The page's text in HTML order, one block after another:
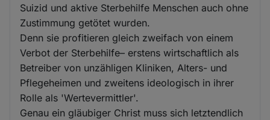
Suizid und aktive Sterbehilfe Menschen auch ohne
Zustimmung getötet wurden.
Denn sie profitieren gleich zweifach von einem
Verbot der Sterbehilfe– erstens wirtschaftlich als
Betreiber von unzähligen Kliniken, Alters- und
Pflegeheimen und zweitens ideologisch in ihrer
Rolle als 'Wertevermittler'.
Genau ein gläubiger Christ muss sich letztendlich